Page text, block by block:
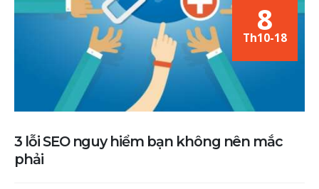
8
Th10-18
3 lỗi SEO nguy hiểm bạn không nên mắc
phải